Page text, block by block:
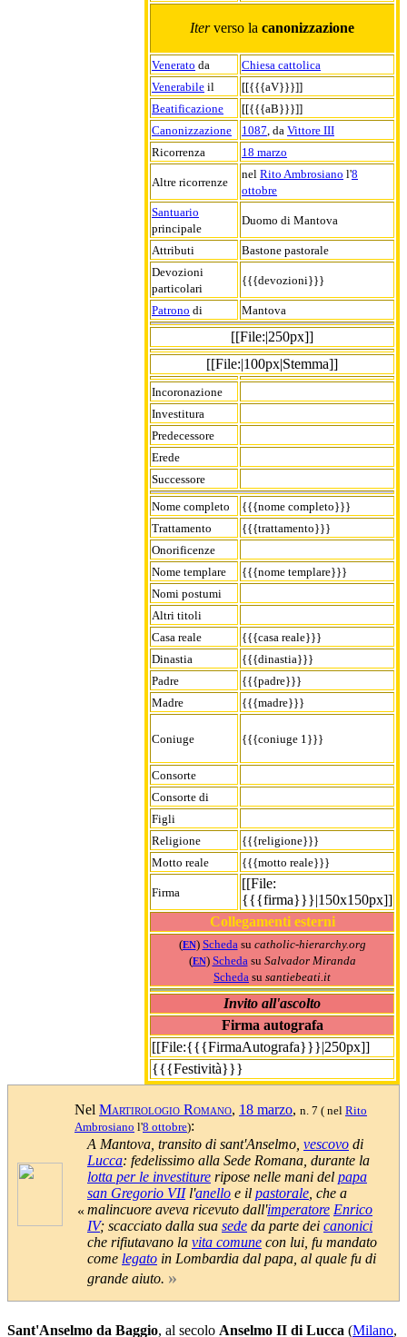
Iterverso la canonizzazione
Venerato da
Chiesa cattolica
Venerabile il
[[{{{aV}}}]]
Beatificazione
[[{{{aB}}}]]
Canonizzazione
1087 , da Vittore III
Ricorrenza
18 marzo
Altre ricorrenze
nel Rito Ambrosiano l'8
ottobre
Santuario
principale
Duomo di Mantova
Attributi
Bastone pastorale
Devozioni
particolari
{{{devozioni}}}
Patrono di Mantova
[[File:|250px]]
[[File:|100px|Stemma]]
Incoronazione
Investitura
Predecessore
Erede
Successore
Nome completo
{{{nome completo}}}
Trattamento
{{{trattamento}}}
Onorificenze
Nome templare
{{{nome templare}}}
Nomi postumi
Altri titoli
Casa reale
{{{casa reale}}}
Dinastia
{{{dinastia}}}
Padre
{{{padre}}}
Madre
{{{madre}}}
Coniuge {{{coniuge 1}}}
Consorte
Consorte di
Figli
Religione
{{{religione}}}
Motto reale
{{{motto reale}}}
Firma
[[File:
{{{firma}}}|150x150px]]
Collegamenti esterni
(EN) Scheda su catholic-hierarchy.org
(EN) Scheda su Salvador Miranda
Scheda su santiebeati.it
Invito all'ascolto
Firma autografa
[[File:{{{FirmaAutografa}}}|250px]]
{{{Festività}}}
Nel Martirologio Romano, 18 marzo, n. 7 ( nel Rito
Ambrosiano l'8 ottobre):
«
A Mantova, transito di sant'Anselmo, vescovo di
Lucca: fedelissimo alla Sede Romana, durante la
lotta per le investiture ripose nelle mani del papa
san Gregorio VIIl'anello e il pastorale , che a
malincuore aveva ricevuto dall'imperatore Enrico
IV; scacciato dalla sua sede da parte dei canonici
che rifiutavano la vita comune con lui, fu mandato
come legato in Lombardia dal papa, al quale fu di
grande aiuto. »
Sant'Anselmo da Baggio, al secolo Anselmo II di Lucca (Milano,